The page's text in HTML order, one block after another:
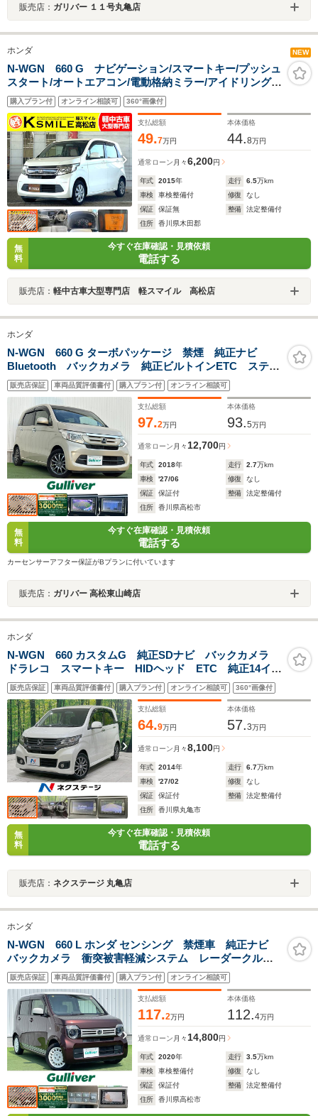
販売店： ガリバー １１号丸亀店
ホンダ NEW
N-WGN 660 G ナビゲーション/スマートキー/プッシュ
スタート/オートエアコン/電動格納ミラー/アイドリングス
トップ/ヘッドライトレベライザー/ベンチシート
購入プラン付 オンライン相談可 360°画像付
支払総額
49.7万円
本体価格
44.8万円
通常ローン 月々6,200円
年式 2015年 走行 6.5万km
車検
車検整備付 修復
なし
保証
保証無 整備
法定整備付
住所
香川県木田郡
無
料
今すぐ在庫確認・見積依頼
電話する
販売店： 軽中古車大型専門店 軽スマイル 高松店
ホンダ
N-WGN 660 G ターボパッケージ 禁煙 純正ナビ
Bluetooth バックカメラ 純正ビルトインETC ステア
リングスイッチ オートライト プラズマクラスター付
エアコン USBポート 純正14インチAW 純正フロアマ
ット スペアキー
販売店保証 車両品質評価書付 購入プラン付 オンライン相談可
支払総額
97.2万円
本体価格
93.5万円
通常ローン 月々12,700円
年式 2018年 走行 2.7万km
車検
'27/06 修復
なし
保証
保証付 整備
法定整備付
住所
香川県高松市
無
料
今すぐ在庫確認・見積依頼
電話する
カーセンサーアフター保証がBプランに付いています
販売店： ガリバー 高松東山崎店
ホンダ
N-WGN 660 カスタムG 純正SDナビ バックカメラ
ドラレコ スマートキー HIDヘッド ETC 純正14イン
チアルミ オートエアコン Bluetooth CD DVD再
生 地デジ フロントフォグ
販売店保証 車両品質評価書付 購入プラン付 オンライン相談可 360°画像付
支払総額
64.9万円
本体価格
57.3万円
通常ローン 月々8,100円
年式 2014年 走行 6.7万km
車検
'27/02 修復
なし
保証
保証付 整備
法定整備付
住所
香川県丸亀市
無
料
今すぐ在庫確認・見積依頼
電話する
販売店： ネクステージ 丸亀店
ホンダ
N-WGN 660 L ホンダ センシング 禁煙車 純正ナビ
バックカメラ 衝突被害軽減システム レーダークルー
ズコントロール レーンキープアシスト ビルトイン
ETC ステアリングリモコン プッシュスタート スマ
ートキー/スペアキー 純正15インチAW
販売店保証 車両品質評価書付 購入プラン付 オンライン相談可
支払総額
117.2万円
本体価格
112.4万円
通常ローン 月々 14,800円
年式 2020年 走行 3.5万km
車検
車検整備付 修復
なし
保証
保証付 整備
法定整備付
住所
香川県高松市